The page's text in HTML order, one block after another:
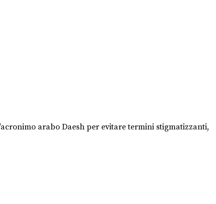
arabo Daesh per evitare termini stigmatizzanti,